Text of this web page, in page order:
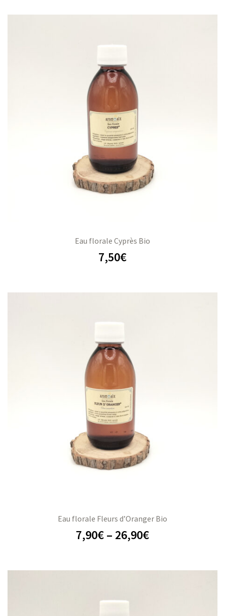
Eau florale Cyprès Bio
7,50€
Eau florale Fleurs d’Oranger Bio
7,90€– 26,90€